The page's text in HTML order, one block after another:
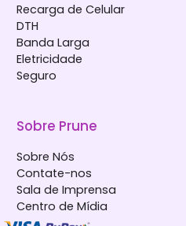
Recarga de Celular
DTH
Banda Larga
Eletricidade
Seguro
Sobre Prune
Sobre Nós
Contate-nos
Sala de Imprensa
Centro de Mídia